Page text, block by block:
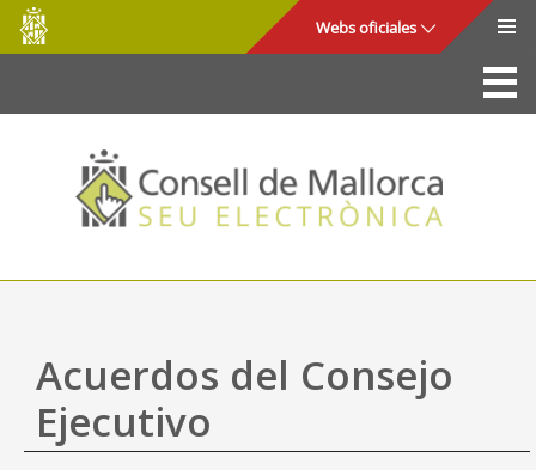
Saltar al contenido principal
Consell
de
Mallorca
Webs oficiales
La Sede
Consejo de Mallorca
Acceso y seguridad
Utilidades
Mapa web
Ayuda
Acuerdos del Consejo
Ejecutivo